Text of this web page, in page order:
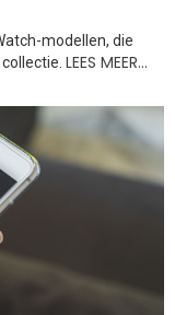
modellen, die
LEES MEER…